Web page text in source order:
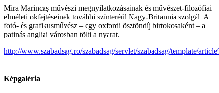
Mira Marincaş művészi megnyilatkozásainak és művészet-filozófiai
elméleti okfejtéseinek további színteréül Nagy-Britannia szolgál. A
fotó- és grafikusművész – egy oxfordi ösztöndíj birtokosaként – a
patinás angliai városban tölti a nyarat.
http://www.szabadsag.ro/szabadsag/servlet/szabadsag/template/
Képgaléria